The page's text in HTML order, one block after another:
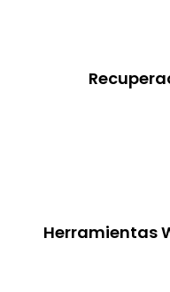
Herramientas